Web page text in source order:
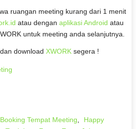
ruangan meeting kurang dari 1 menit
atau dengan aplikasi Android atau
untuk meeting anda selanjutnya.
download XWORKsegera !
Booking Tempat Meeting,
Happy